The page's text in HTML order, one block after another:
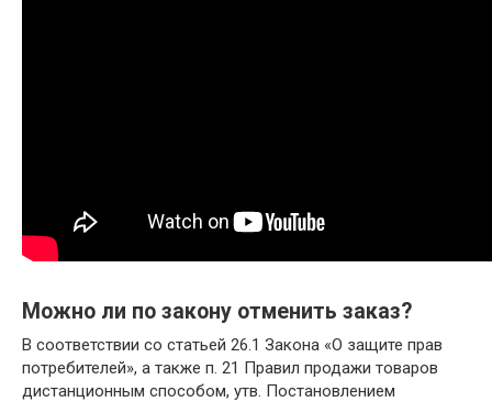
Можно ли по закону отменить заказ?
В соответствии со статьей 26.1 Закона «О защите прав
потребителей», а также п. 21 Правил продажи товаров
дистанционным способом, утв. Постановлением